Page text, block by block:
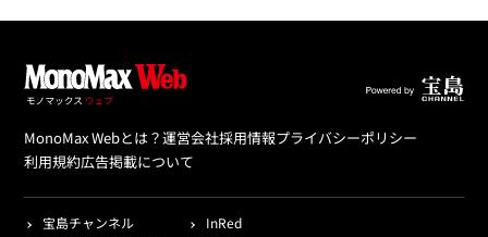
MonoMax Webとは？運営会社採用情報プライバシーポリシー
利用規約広告掲載について
宝島チャンネル
InRed